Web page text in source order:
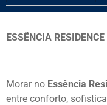
ESSÊNCIA
Morar no Essência
entre conforto,